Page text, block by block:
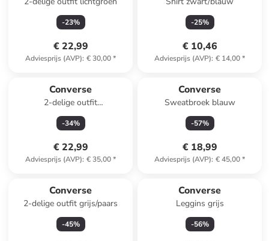
-23%
€ 22,99
Adviesprijs (AVP): € 30,00*
-25%
€ 10,46
Adviesprijs (AVP): € 14,00*
Converse
2-delige outfit
oranje/donkerblauw
-34%
€ 22,99
Adviesprijs (AVP): € 35,00*
Converse
Sweatbroek blauw
-57%
€ 18,99
Adviesprijs (AVP): € 45,00*
Converse
2-delige outfit grijs/paars
-45%
Converse
Leggins grijs
-56%